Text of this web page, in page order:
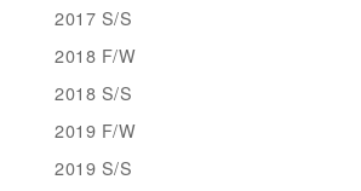
2017 S/S
2018 F/W
2018 S/S
2019 F/W
2019 S/S